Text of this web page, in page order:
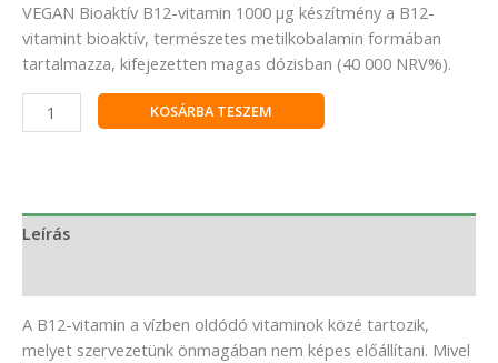
VEGAN Bioaktív B12-vitamin 1000 μg készítmény a B12-
vitamint bioaktív, természetes metilkobalamin formában
tartalmazza, kifejezetten magas dózisban (40 000 NRV%).
KOSÁRBA TESZEM
Leírás
A B12-vitamin a vízben oldódó vitaminok közé tartozik,
melyet szervezetünk önmagában nem képes előállítani. Mivel